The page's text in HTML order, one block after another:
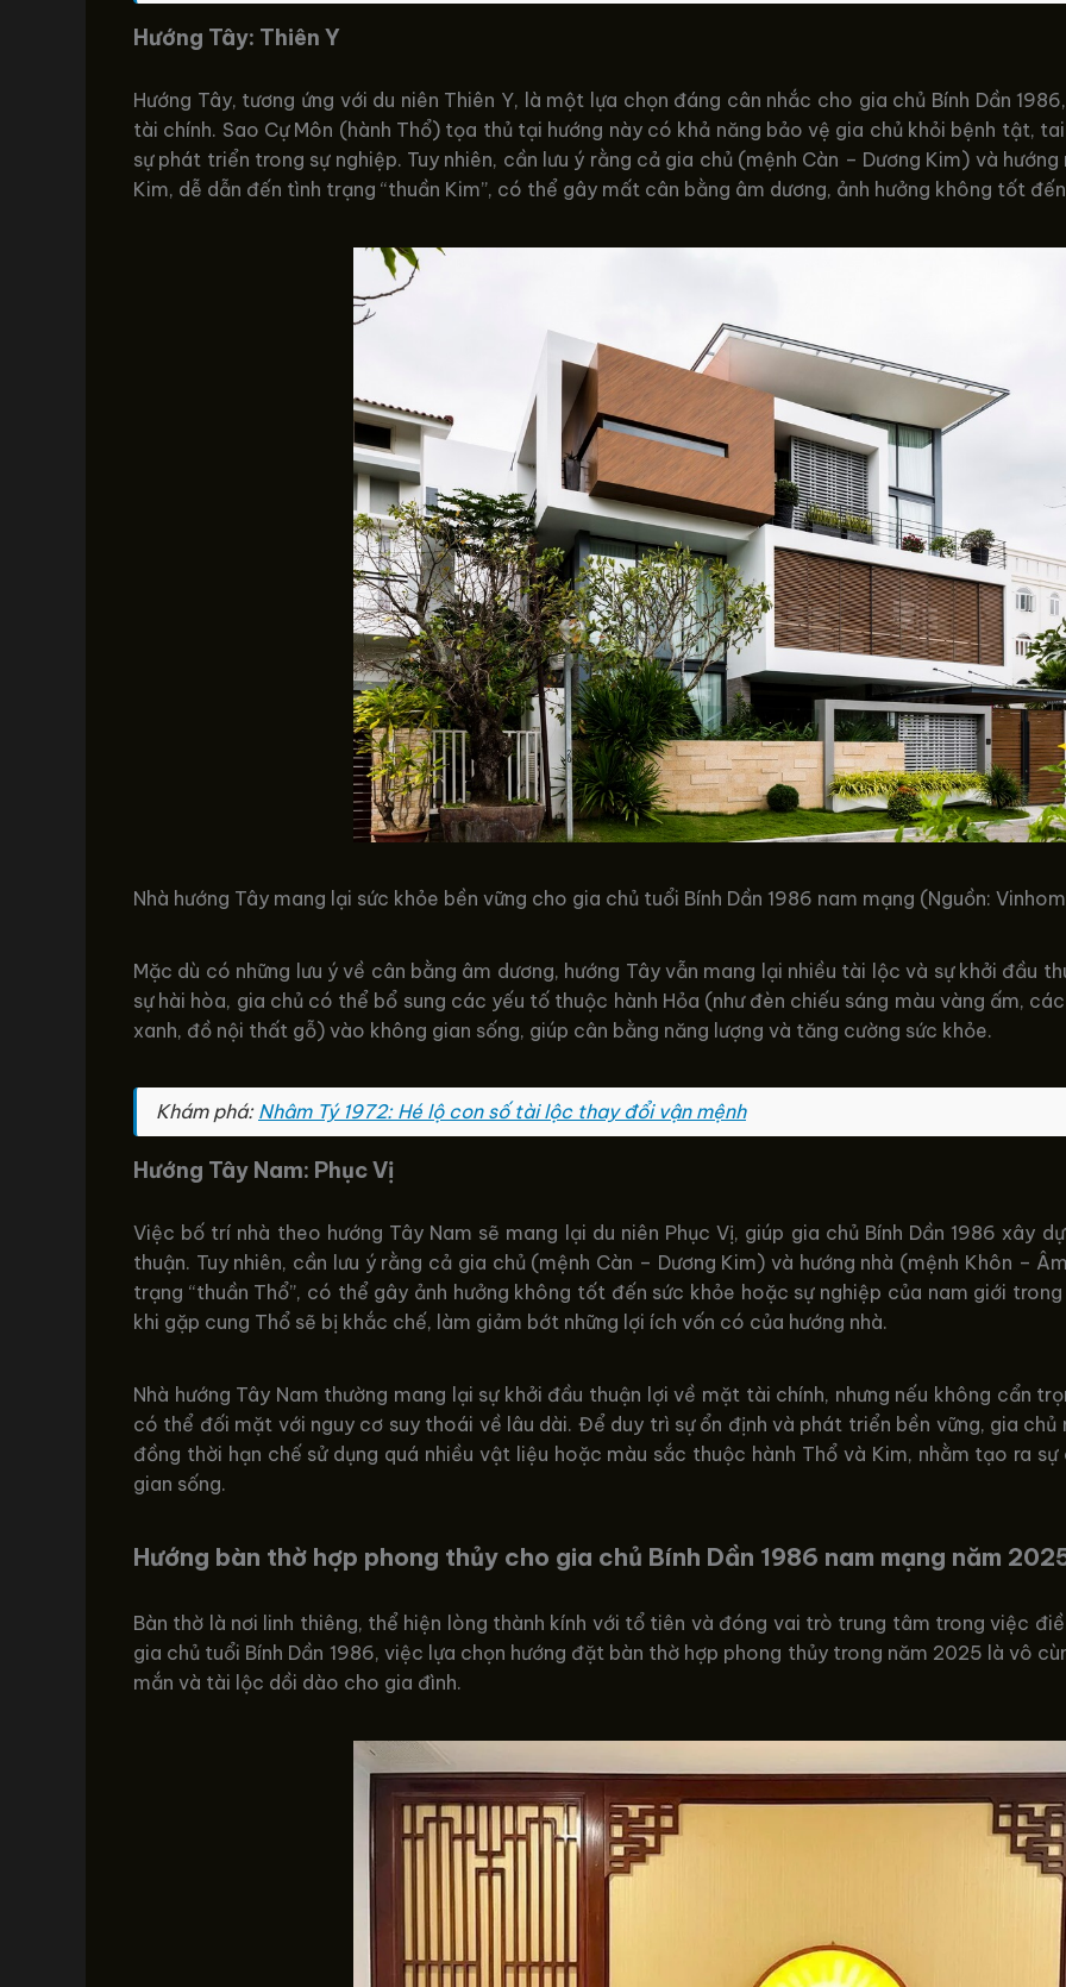
Hướng Tây: Thiên Y
Hướng Tây, tương ứng với du niên Thiên Y, là một lựa chọn đáng cân nhắc cho gia chủ Bính Dần
tài chính. Sao Cự Môn (hành Thổ) tọa thủ tại hướng này có khả năng bảo vệ gia chủ khỏi bệnh tật,
sự phát triển trong sự nghiệp. Tuy nhiên, cần lưu ý rằng cả gia chủ (mệnh Càn – Dương Kim) và
Kim, dễ dẫn đến tình trạng “thuần Kim”, có thể gây mất cân bằng âm dương, ảnh hưởng không tốt
Nhà hướng Tây mang lại sức khỏe bền vững cho gia chủ tuổi Bính Dần 1986 nam mạng (Nguồn:
Mặc dù có những lưu ý về cân bằng âm dương, hướng Tây vẫn mang lại nhiều tài lộc và sự khởi đầu
sự hài hòa, gia chủ có thể bổ sung các yếu tố thuộc hành Hỏa (như đèn chiếu sáng màu vàng ấm,
xanh, đồ nội thất gỗ) vào không gian sống, giúp cân bằng năng lượng và tăng cường sức khỏe.
Khám phá: Nhâm Tý 1972: Hé lộ con số tài lộc thay đổi vận mệnh
Hướng Tây Nam: Phục Vị
Việc bố trí nhà theo hướng Tây Nam sẽ mang lại du niên Phục Vị, giúp gia chủ Bính Dần 1986 xây
thuận. Tuy nhiên, cần lưu ý rằng cả gia chủ (mệnh Càn – Dương Kim) và hướng nhà (mệnh Khôn –
trạng “thuần Thổ”, có thể gây ảnh hưởng không tốt đến sức khỏe hoặc sự nghiệp của nam giới
khi gặp cung Thổ sẽ bị khắc chế, làm giảm bớt những lợi ích vốn có của hướng nhà.
Nhà hướng Tây Nam thường mang lại sự khởi đầu thuận lợi về mặt tài chính, nhưng nếu không cẩn
có thể đối mặt với nguy cơ suy thoái về lâu dài. Để duy trì sự ổn định và phát triển bền vững, gia
đồng thời hạn chế sử dụng quá nhiều vật liệu hoặc màu sắc thuộc hành Thổ và Kim, nhằm tạo ra
gian sống.
Hướng bàn thờ hợp phong thủy cho gia chủ Bính Dần 1986 nam mạng năm
Bàn thờ là nơi linh thiêng, thể hiện lòng thành kính với tổ tiên và đóng vai trò trung tâm trong việc
gia chủ tuổi Bính Dần 1986, việc lựa chọn hướng đặt bàn thờ hợp phong thủy trong năm 2025 là vô
mắn và tài lộc dồi dào cho gia đình.